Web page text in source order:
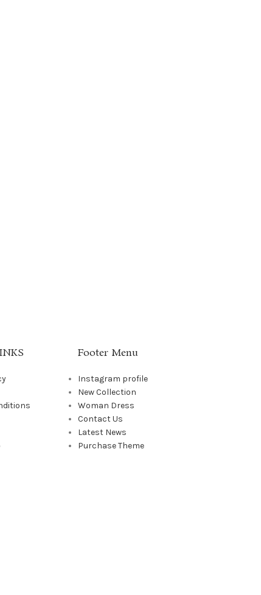
Footer Menu
Instagram profile
New Collection
Woman Dress
Contact Us
Latest News
Purchase Theme